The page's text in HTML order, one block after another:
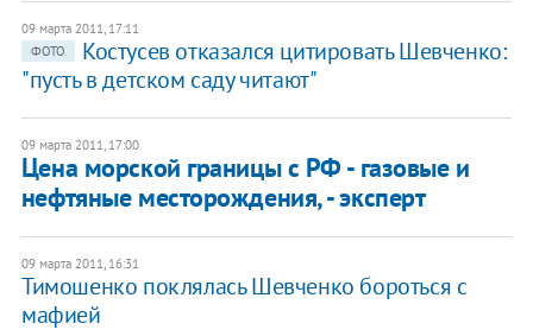
09 марта 2011, 17:11
ФОТО
Костусев отказался цитировать Шевченко:
"пусть в детском саду читают"
09 марта 2011, 17:00
Цена морской границы с РФ - газовые и
нефтяные месторождения, - эксперт
09 марта 2011, 16:31
Тимошенко поклялась Шевченко бороться с
мафией